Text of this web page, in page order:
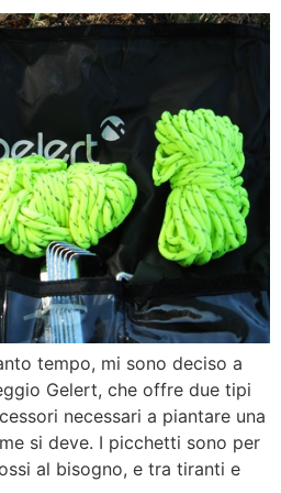
tempo, mi sono deciso a
Gelert, che offre due tipi
necessari a piantare una
si deve. I picchetti sono per
al bisogno, e tra tiranti e